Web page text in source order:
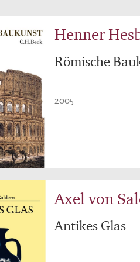
Henner
Römische
2005
Axel von
Antikes Glas